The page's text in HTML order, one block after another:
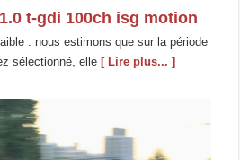
t-gdi 100ch isg motion
: nous estimons que sur la période
sélectionné, elle[ Lire plus... ]